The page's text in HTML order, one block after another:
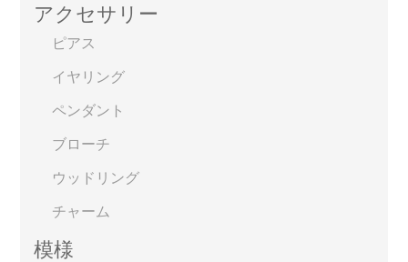
アクセサリー
ピアス
イヤリング
ペンダント
ブローチ
ウッドリング
チャーム
模様